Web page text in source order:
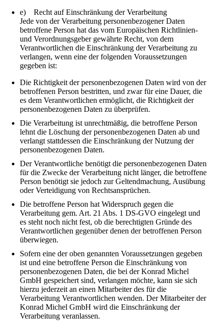
e) Recht auf Einschränkung der Verarbeitung
Jede von der Verarbeitung personenbezogener Daten
betroffene Person hat das vom Europäischen Richtlinien-
und Verordnungsgeber gewährte Recht, von dem
Verantwortlichen die Einschränkung der Verarbeitung zu
verlangen, wenn eine der folgenden Voraussetzungen
gegeben ist:
Die Richtigkeit der personenbezogenen Daten wird von der
betroffenen Person bestritten, und zwar für eine Dauer, die
es dem Verantwortlichen ermöglicht, die Richtigkeit der
personenbezogenen Daten zu überprüfen.
Die Verarbeitung ist unrechtmäßig, die betroffene Person
lehnt die Löschung der personenbezogenen Daten ab und
verlangt stattdessen die Einschränkung der Nutzung der
personenbezogenen Daten.
Der Verantwortliche benötigt die personenbezogenen Daten
für die Zwecke der Verarbeitung nicht länger, die betroffene
Person benötigt sie jedoch zur Geltendmachung, Ausübung
oder Verteidigung von Rechtsansprüchen.
Die betroffene Person hat Widerspruch gegen die
Verarbeitung gem. Art. 21 Abs. 1 DS-GVO eingelegt und
es steht noch nicht fest, ob die berechtigten Gründe des
Verantwortlichen gegenüber denen der betroffenen Person
überwiegen.
Sofern eine der oben genannten Voraussetzungen gegeben
ist und eine betroffene Person die Einschränkung von
personenbezogenen Daten, die bei der Konrad Michel
GmbH gespeichert sind, verlangen möchte, kann sie sich
hierzu jederzeit an einen Mitarbeiter des für die
Verarbeitung Verantwortlichen wenden. Der Mitarbeiter der
Konrad Michel GmbH wird die Einschränkung der
Verarbeitung veranlassen.